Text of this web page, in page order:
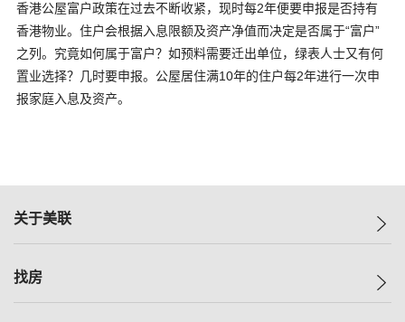
香港公屋富户政策在过去不断收紧，现时每2年便要申报是否持有
香港物业。住户会根据入息限额及资产净值而决定是否属于“富户”
之列。究竟如何属于富户？如预料需要迁出单位，绿表人士又有何
置业选择？几时要申报。公屋居住满10年的住户每2年进行一次申
报家庭入息及资产。
关于美联
美联集团
找房